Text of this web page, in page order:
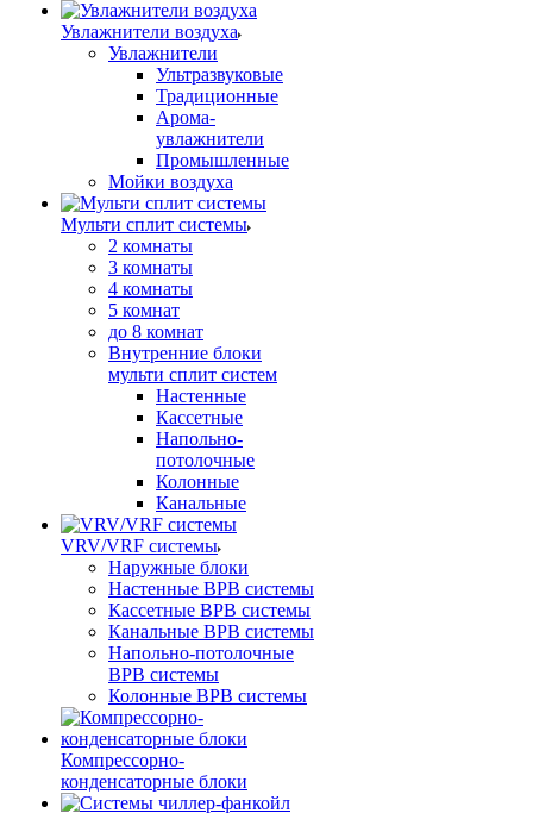
Увлажнители воздуха
Увлажнители
Ультразвуковые
Традиционные
Арома-
увлажнители
Промышленные
Мойки воздуха
Мульти сплит системы
2 комнаты
3 комнаты
4 комнаты
5 комнат
до 8 комнат
Внутренние блоки
мульти сплит систем
Настенные
Кассетные
Напольно-
потолочные
Колонные
Канальные
VRV/VRF системы
Наружные блоки
Настенные ВРВ системы
Кассетные ВРВ системы
Канальные ВРВ системы
Напольно-потолочные
ВРВ системы
Колонные ВРВ системы
Компрессорно-
конденсаторные блоки